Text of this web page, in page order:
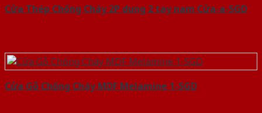
Cửa Thép Chống Cháy 2P dung 2 tay nam Cửa-a-SGD
Cửa Gỗ Chống Cháy MDF Melamine 1-SGD